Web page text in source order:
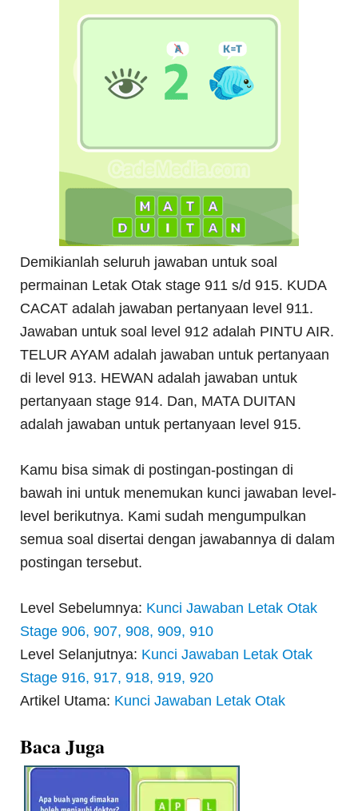
Demikianlah seluruh jawaban untuk soal
permainan Letak Otak stage 911 s/d 915. KUDA
CACAT adalah jawaban pertanyaan level 911.
Jawaban untuk soal level 912 adalah PINTU AIR.
TELUR AYAM adalah jawaban untuk pertanyaan
di level 913. HEWAN adalah jawaban untuk
pertanyaan stage 914. Dan, MATA DUITAN
adalah jawaban untuk pertanyaan level 915.
Kamu bisa simak di postingan-postingan di
bawah ini untuk menemukan kunci jawaban level-
level berikutnya. Kami sudah mengumpulkan
semua soal disertai dengan jawabannya di dalam
postingan tersebut.
Level Sebelumnya: Kunci Jawaban Letak Otak
Stage 906, 907, 908, 909, 910
Level Selanjutnya: Kunci Jawaban Letak Otak
Stage 916, 917, 918, 919, 920
Artikel Utama: Kunci Jawaban Letak Otak
Baca Juga